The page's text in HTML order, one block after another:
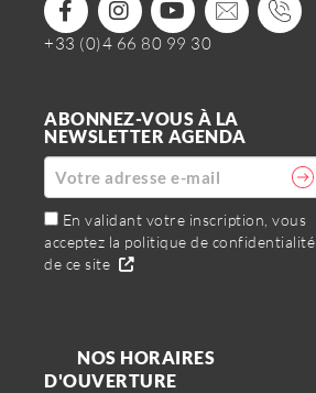
+33 (0)4 66 80 99 30
ABONNEZ-VOUS À LA
NEWSLETTER AGENDA
En validant votre inscription, vous
acceptez la politique de confidentialité
de ce site
NOS HORAIRES
D'OUVERTURE